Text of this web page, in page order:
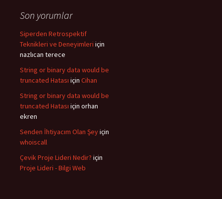
Son yorumlar
Siperden Retrospektif
Teknikleri ve Deneyimleri için
nazlıcan terece
String or binary data would be
truncated Hatası için Cihan
String or binary data would be
truncated Hatası için orhan
ekren
Senden İhtiyacım Olan Şeyiçin
whoiscall
Çevik Proje Lideri Nedir? için
Proje Lideri - Bilgi Web